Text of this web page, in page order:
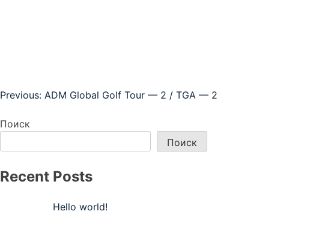
Навигация
по
Previous: ADM Global Golf Tour — 2 / TGA — 2
Поиск
Поиск
Recent Posts
Hello world!